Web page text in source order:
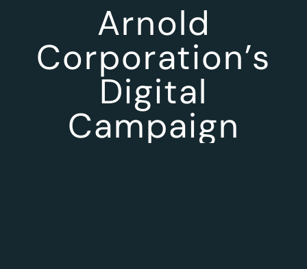
Arnold
Corporation’s
Digital
Campaign